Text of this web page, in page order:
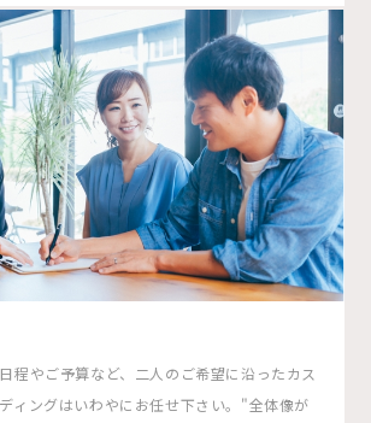
程やご予算など、二人のご希望に沿ったカス
ィングはいわやにお任せ下さい。"全体像が